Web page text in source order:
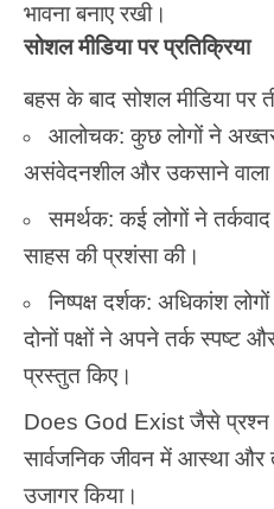
भावना बनाए रखी।
सोशल मीडिया पर प्रतिक्रिया
बहस के बाद सोशल मीडिया पर
आलोचक: कुछ लोगों ने अख्तर
असंवेदनशील और उकसाने वाला
समर्थक: कई लोगों ने
साहस की प्रशंसा की।
निष्पक्ष दर्शक: अधिकांश
दोनों पक्षों ने अपने तर्क स्पष्ट
प्रस्तुत किए।
Does God Exist जैसे
सार्वजनिक जीवन में आस्था और
उजागर किया।